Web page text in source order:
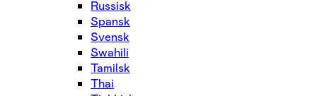
Russisk
Spansk
Svensk
Swahili
Tamilsk
Thai